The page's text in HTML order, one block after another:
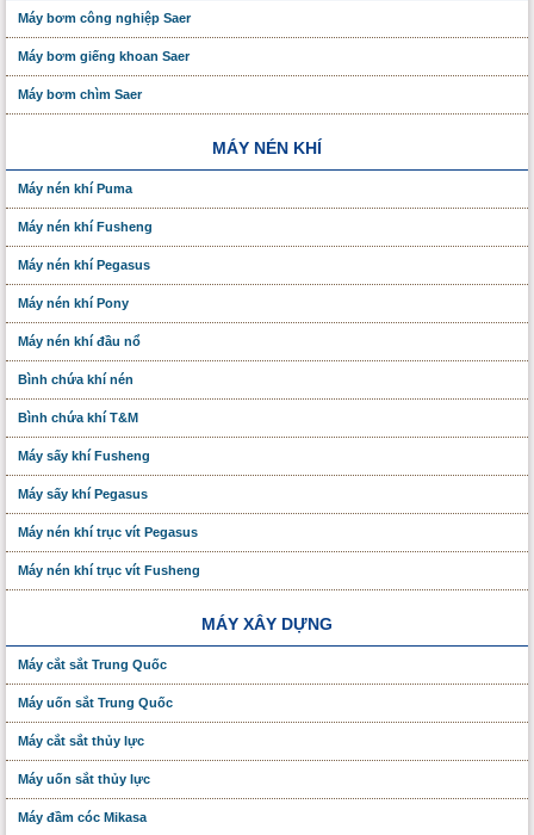
Máy bơm công nghiệp Saer
Máy bơm giếng khoan Saer
Máy bơm chìm Saer
MÁY NÉN KHÍ
Máy nén khí Puma
Máy nén khí Fusheng
Máy nén khí Pegasus
Máy nén khí Pony
Máy nén khí đầu nổ
Bình chứa khí nén
Bình chứa khí T&M
Máy sấy khí Fusheng
Máy sấy khí Pegasus
Máy nén khí trục vít Pegasus
Máy nén khí trục vít Fusheng
MÁY XÂY DỰNG
Máy cắt sắt Trung Quốc
Máy uốn sắt Trung Quốc
Máy cắt sắt thủy lực
Máy uốn sắt thủy lực
Máy đầm cóc Mikasa